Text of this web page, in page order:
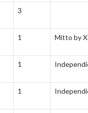
3
1 Mitto by
1
1